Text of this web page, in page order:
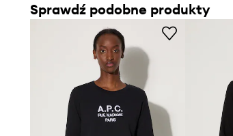
Sprawdź podobne produkty